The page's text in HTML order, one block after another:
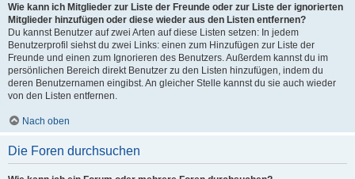
Wie kann ich Mitglieder zur Liste der Freunde oder zur Liste der ignorierten
Mitglieder hinzufügen oder diese wieder aus den Listen entfernen?
Du kannst Benutzer auf zwei Arten auf diese Listen setzen: In jedem
Benutzerprofil siehst du zwei Links: einen zum Hinzufügen zur Liste der
Freunde und einen zum Ignorieren des Benutzers. Außerdem kannst du im
persönlichen Bereich direkt Benutzer zu den Listen hinzufügen, indem du
deren Benutzernamen eingibst. An gleicher Stelle kannst du sie auch wieder
von den Listen entfernen.
Nach oben
Die Foren durchsuchen